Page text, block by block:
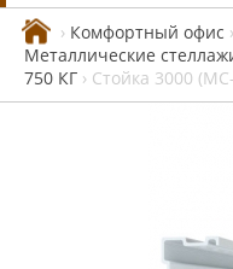
› Комфортный офис ›
Металлические
750 КГ › Стойка 3000